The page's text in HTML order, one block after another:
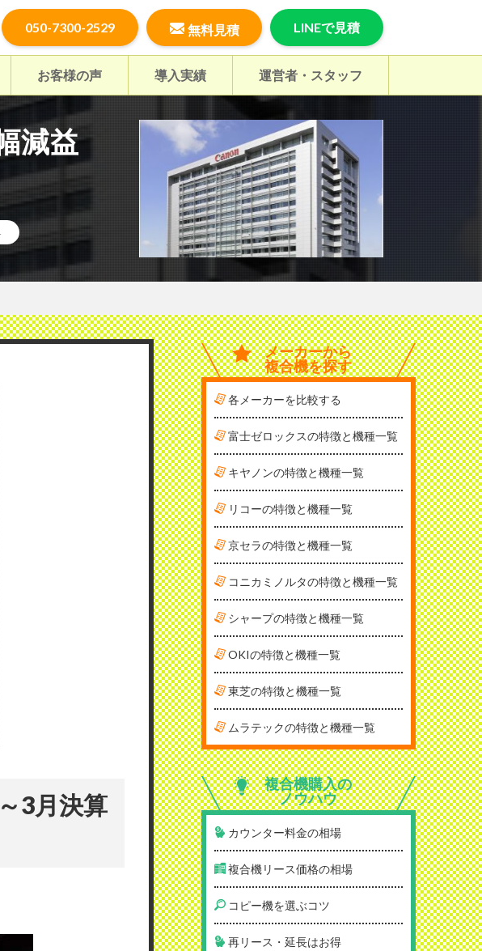
050-7300-2529 無料見積 LINEで見積
お客様の声 導入実績 運営者・スタッフ
減益
3月決算
メーカーから
複合機を探す
各メーカーを比較する
富士ゼロックスの特徴と機種一覧
キヤノンの特徴と機種一覧
リコーの特徴と機種一覧
京セラの特徴と機種一覧
コニカミノルタの特徴と機種一覧
シャープの特徴と機種一覧
OKIの特徴と機種一覧
東芝の特徴と機種一覧
ムラテックの特徴と機種一覧
複合機購入の
ノウハウ
カウンター料金の相場
複合機リース価格の相場
コピー機を選ぶコツ
再リース・延長はお得